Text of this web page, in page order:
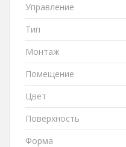
Управление
Тип
Монтаж
Помещение
Цвет
Поверхность
Форма